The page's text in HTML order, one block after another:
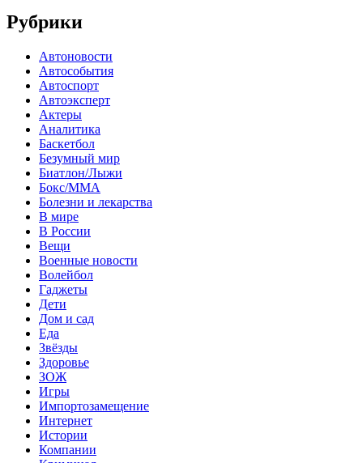
Рубрики
Автоновости
Автособытия
Автоспорт
Автоэксперт
Актеры
Аналитика
Баскетбол
Безумный мир
Биатлон/Лыжи
Бокс/MMA
Болезни и лекарства
В мире
В России
Вещи
Военные новости
Волейбол
Гаджеты
Дети
Дом и сад
Еда
Звёзды
Здоровье
ЗОЖ
Игры
Импортозамещение
Интернет
Истории
Компании